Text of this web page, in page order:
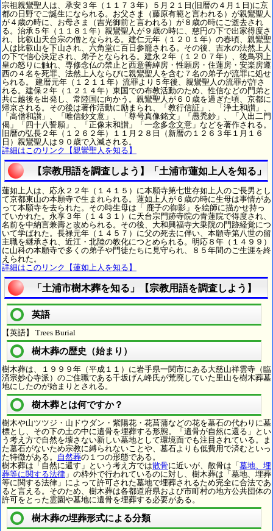
宗祖親鸞聖人は、承安３年（１１７３年）５月２１日(旧暦の４月１日)に京
都の日野でご誕生になられる。お父さま（藤原有範と言われる）が親鸞聖人
が４歳の時に、お母さま（吉光御前と言われる）が８歳の時にご逝去され
る。治承５年（１１８１年）親鸞聖人が９歳の時に、慈円の下で出家得度さ
れ、比叡山天台宗の僧となられる。建仁元年（１２０１年）の春頃、親鸞聖
人は比叡山を下山され、六角堂に百日参籠される。その後、吉水の法然上人
の下で信心決定され、弟子となられる。建永２年（１２０７年）、後鳥羽上
皇の怒りに触れ、専修念仏の禁止と西意善綽房・性願房・住蓮房・安楽房遵
西の４名を死罪、法然上人ならびに親鸞聖人を含む７名の弟子が流罪に処せ
られる。 建暦元年（１２１１年）流罪より５年後、親鸞聖人の流罪が許さ
れる。建保２年（１２１４年）東国での布教活動のため、性信などの門弟と
共に越後を出発し、常陸国に向かう。親鸞聖人が６０歳を過ぎた頃、京都に
帰京される。その後は著作活動に励まられ、「教行信証」、「浄土和讃」、
「高僧和讃」、「唯信鈔文意」、「尊号真像銘文」「愚禿鈔」、「入出二門
偈」「四十八誓願」、「正像末和讃」「一念多念文意」などを著作される。
旧暦の弘長２年（１２６２年）１１月２８日（新暦の１２６３年１月１６
日）親鸞聖人は９０歳で入滅される。
詳細はこのリンク【親鸞聖人を知る】
【宗教用語を調査しよう】「土浦市蓮如上人を知る」
蓮如上人は、応永２２年（１４１５）に本願寺第七世存如上人のご長男とし
て京都東山の本願寺で生まれられる。蓮如上人が６歳の時に生母は事情があ
って本願寺を去られた。その時生母は「 鹿子の御影」を絵師に描かせ持っ
ていかれた。永享３年（１４３１）に天台宗門跡寺院の青蓮院で得度され、
名前を中納言兼壽と改められる。その後、大和興福寺大乗院の門跡経覚につ
いて学ばれた。長禄元年（１４５７）に父の死去に伴い、本願寺第八世の留
主職を継承され、近江・北陸の教化につとめられる。明応８年（１４９９）
に山科の本願寺で多くの弟子や門徒たちに見守られ、８５年間のご生涯を終
えられた。
詳細はこのリンク【蓮如上人を知る】
「土浦市樹木葬を知る」【宗教用語を調査しよう】
英語
【英語】 Trees Burial
樹木葬の歴史（始まり）
樹木葬は、１９９９年（平成１１）に岩手県一関市にある大慈山祥雲寺（臨
済宗妙心寺派）のご住職である千坂げん峰氏が荒廃していた里山を樹木葬墓
地にしたのが始まりとされる。
樹木葬とは何ですか？
樹木や山ツツジ・山ドウダン・紫陽花・花菖蒲などの花を墓石の代わりに墓
標とし、その下の土の中に遺骨を埋葬する形態。「遺骨が自然に還る」とい
う考え方で自然を壊さない新しい墓地として環境面でも注目されている。ま
た墓石がないため宗教に縛られないことや、墓石よりも低費用で済むといっ
た特徴がある。 自然葬の１つの形態である。
樹木葬は「自然に還す」という考え方では散骨に近いが、散骨は「 墓地、埋
葬等に関する法律 」の枠外で行われているのに対し、樹木葬は「墓地、埋葬
等に関する法律」によって許可された墓地で埋葬されるため完全に合法であ
ると言える。そのため、樹木葬は各都道府県および市町村の地方公共団体の
許可をとった霊園や墓地に遺骨を埋葬する必要がある。
樹木葬の埋葬形式による分類